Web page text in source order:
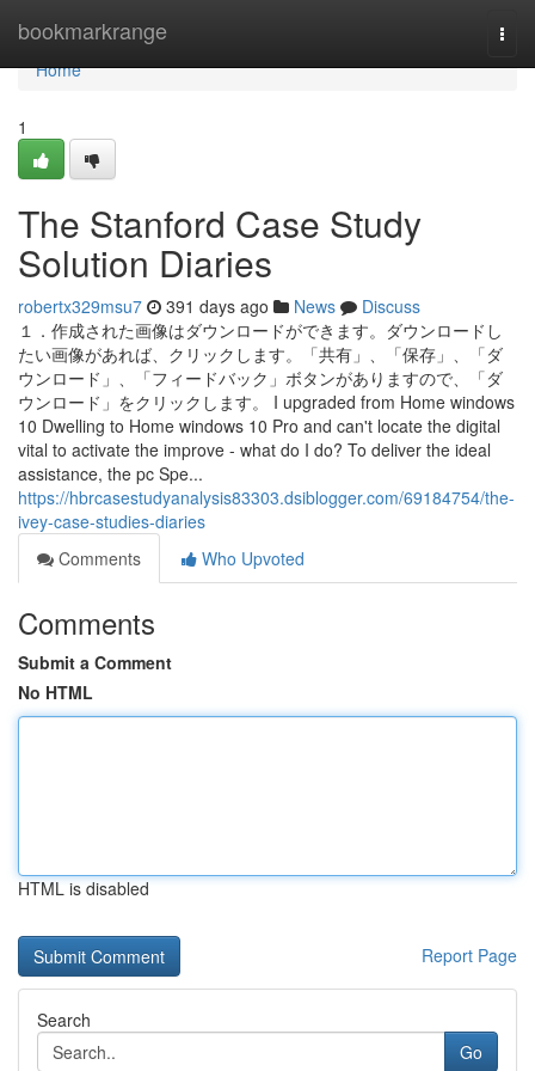
bookmarkrange
Home
Home
1
The Stanford Case Study
Solution Diaries
robertx329msu7 391 days ago News
Discuss
１．作成された画像はダウンロードができます。ダウンロードし
たい画像があれば、クリックします。「共有」、「保存」、「ダ
ウンロード」、「フィードバック」ボタンがありますので、「ダ
ウンロード」をクリックします。 I upgraded from Home windows
10 Dwelling to Home windows 10 Pro and can't locate the digital
vital to activate the improve - what do I do? To deliver the ideal
assistance, the pc Spe...
https://hbrcasestudyanalysis83303.dsiblogger.com/69184754/the-
ivey-case-studies-diaries
Comments
Who Upvoted
Comments
Submit a Comment
No HTML
HTML is disabled
Report Page
Search
Go